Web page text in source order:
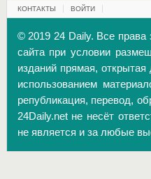
КОНТАКТЫ ВОЙТИ
© 2019 24 Daily. Все
сайта при условии
изданий прямая,
использованием
републикация, перевод,
24Daily.net не несёт
не является и за любые